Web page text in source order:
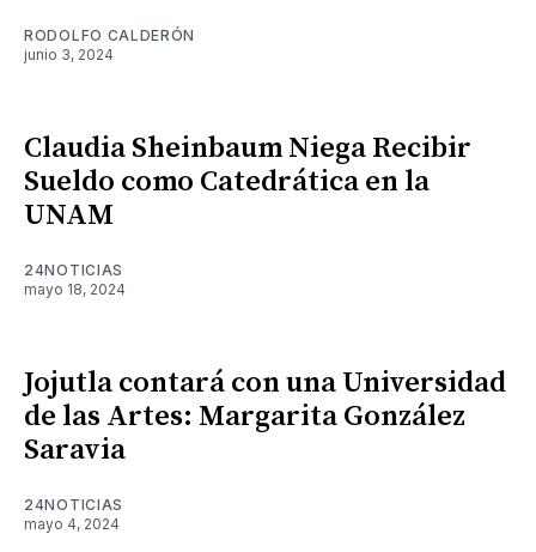
RODOLFO CALDERÓN
junio 3, 2024
Claudia Sheinbaum Niega Recibir
Sueldo como Catedrática en la
UNAM
24NOTICIAS
mayo 18, 2024
Jojutla contará con una Universidad
de las Artes: Margarita González
Saravia
24NOTICIAS
mayo 4, 2024